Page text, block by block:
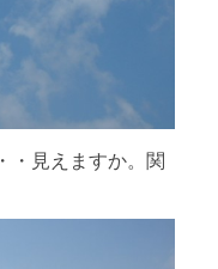
・見えますか。関